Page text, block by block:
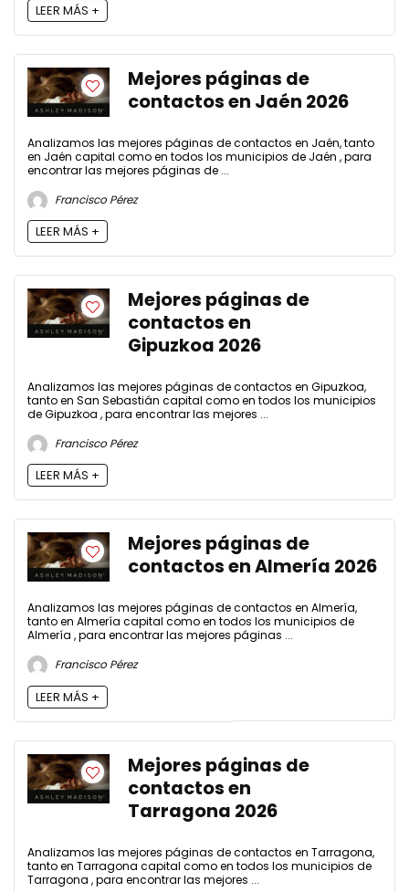
LEER MÁS +
Mejores páginas de
contactos en Jaén 2026
Analizamos las mejores páginas de contactos en Jaén, tanto
en Jaén capital como en todos los municipios de Jaén , para
encontrar las mejores páginas de ...
Francisco Pérez
LEER MÁS +
Mejores páginas de
contactos en
Gipuzkoa 2026
Analizamos las mejores páginas de contactos en Gipuzkoa,
tanto en San Sebastián capital como en todos los municipios
de Gipuzkoa , para encontrar las mejores ...
Francisco Pérez
LEER MÁS +
Mejores páginas de
contactos en Almería 2026
Analizamos las mejores páginas de contactos en Almería,
tanto en Almería capital como en todos los municipios de
Almería , para encontrar las mejores páginas ...
Francisco Pérez
LEER MÁS +
Mejores páginas de
contactos en
Tarragona 2026
Analizamos las mejores páginas de contactos en Tarragona,
tanto en Tarragona capital como en todos los municipios de
Tarragona , para encontrar las mejores ...